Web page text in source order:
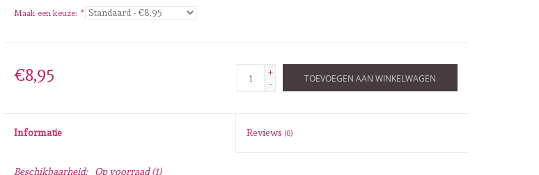
Maak een keuze: *
€8,95
+
-
TOEVOEGEN AAN WINKELWAGEN
Informatie Reviews (0)
Beschikbaarheid: Op voorraad(1)